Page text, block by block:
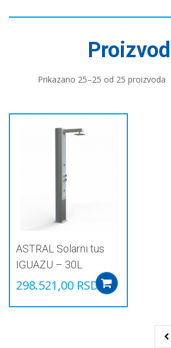
Prikazano 25–25 od 25 proizvoda
ASTRAL Solarni tus
IGUAZU – 30L
298.521,00 RSD